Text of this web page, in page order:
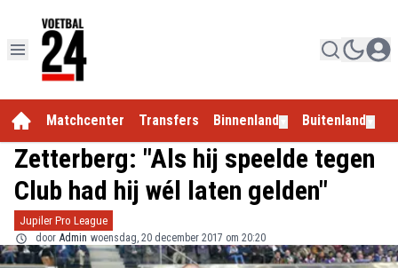
Matchcenter Transfers Binnenland Buitenland
Zetterberg: "Als hij speelde tegen
Club had hij wél laten gelden"
Jupiler Pro League
door Admin woensdag, 20 december 2017 om 20:20